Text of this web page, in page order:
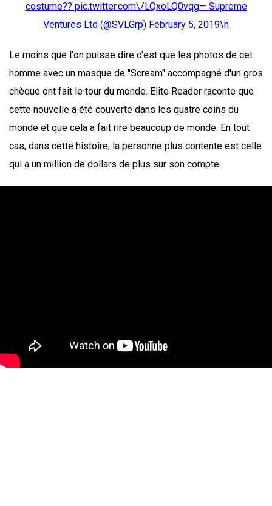
costume?? pic.twitter.com\/LQxoLQ0vqg— Supreme
Ventures Ltd (@SVLGrp) February 5, 2019\n
Le moins que l'on puisse dire c'est que les photos de cet
homme avec un masque de "Scream" accompagné d'un gros
chèque ont fait le tour du monde. Elite Reader raconte que
cette nouvelle a été couverte dans les quatre coins du
monde et que cela a fait rire beaucoup de monde. En tout
cas, dans cette histoire, la personne plus contente est celle
qui a un million de dollars de plus sur son compte.